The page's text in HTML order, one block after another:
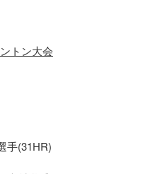
トン大会
手(31HR)